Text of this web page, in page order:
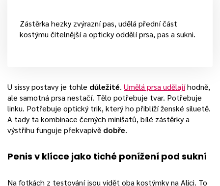
Zástěrka hezky zvýrazní pas, udělá přední část
kostýmu čitelnější a opticky oddělí prsa, pas a sukni.
U sissy postavy je tohle důležité. Umělá prsa udělajíhodně,
ale samotná prsa nestačí. Tělo potřebuje tvar. Potřebuje
linku. Potřebuje optický trik, který ho přiblíží ženské siluetě.
A tady ta kombinace černých minišatů, bílé zástěrky a
výstřihu funguje překvapivě dobře.
Penis v klícce jako tiché ponížení pod sukní
Na fotkách z testování jsou vidět oba kostýmky na Alici. To